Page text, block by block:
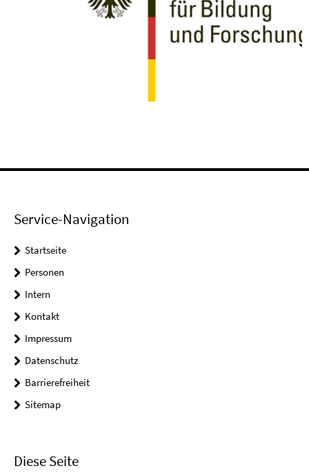
Service-Navigation
Startseite
Personen
Intern
Kontakt
Impressum
Datenschutz
Barrierefreiheit
Sitemap
Diese Seite